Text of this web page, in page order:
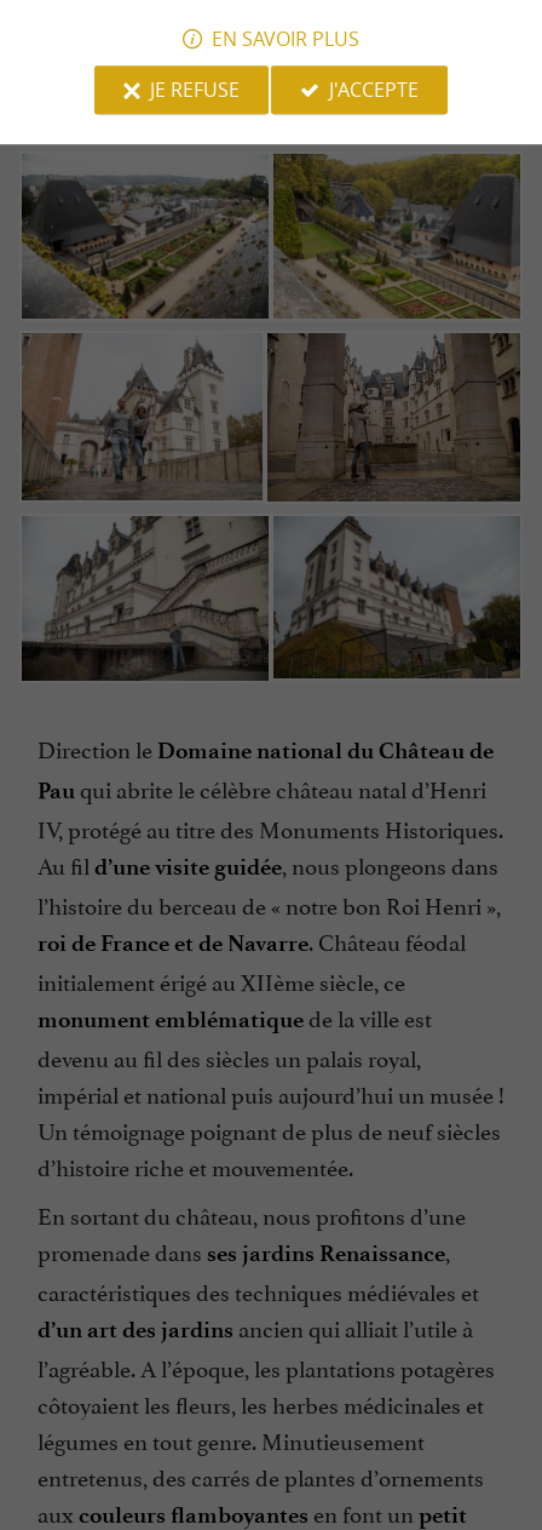
JARDINS DE STYLE RENAISSANCE
Direction le Domaine national du Château de
Pauqui abrite le célèbre château natal d’Henri
IV, protégé au titre des Monuments Historiques.
Au fil d’une visite guidée, nous plongeons dans
l’histoire du berceau de « notre bon Roi Henri »,
roi de France et de Navarre. Château féodal
initialement érigé au XIIème siècle, ce
monument emblématiquede la ville est
devenu au fil des siècles un palais royal,
impérial et national puis aujourd’hui un musée !
Un témoignage poignant de plus de neuf siècles
d’histoire riche et mouvementée.
En sortant du château, nous profitons d’une
promenade dans ses jardins Renaissance,
caractéristiques des techniques médiévales et
d’un art des jardins ancien qui alliait l’utile à
l’agréable. A l’époque, les plantations potagères
côtoyaient les fleurs, les herbes médicinales et
légumes en tout genre. Minutieusement
entretenus, des carrés de plantes d’ornements
aux couleurs flamboyantes en font un petit
EN SAVOIR PLUS
JE REFUSE
J'ACCEPTE